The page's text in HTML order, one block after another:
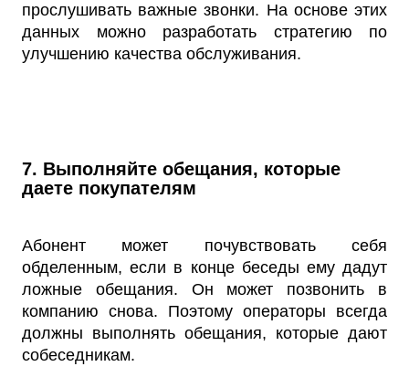
прослушивать важные звонки. На основе этих
данных можно разработать стратегию по
улучшению качества обслуживания.
7. Выполняйте обещания, которые
даете покупателям
Абонент может почувствовать себя
обделенным, если в конце беседы ему дадут
ложные обещания. Он может позвонить в
компанию снова. Поэтому операторы всегда
должны выполнять обещания, которые дают
собеседникам.